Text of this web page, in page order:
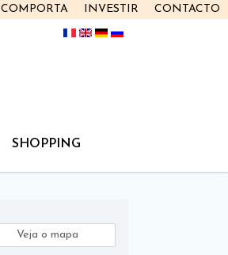
CONTACTO
INVESTIR
COMPORTA
SHOPPING
Veja o mapa